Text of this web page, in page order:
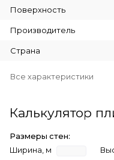
Поверхность
Производитель
Страна
Все характеристики
Калькулятор
Размеры стен:
Ширина, м